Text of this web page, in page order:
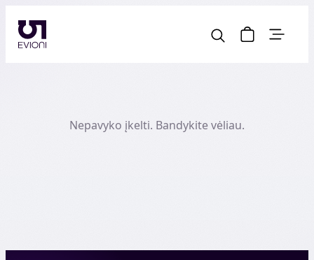
Nepavyko įkelti. Bandykite vėliau.